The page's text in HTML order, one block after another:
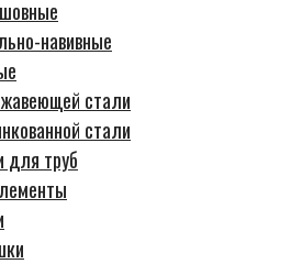
навивные
стали
стали
для труб